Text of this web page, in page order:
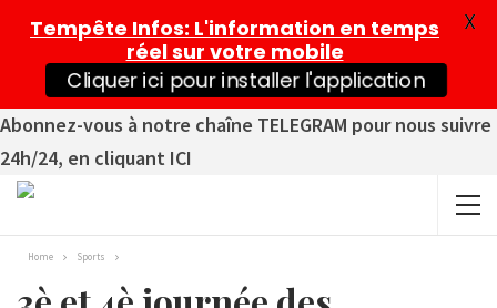
Abonnez-vous à notre chaîne TELEGRAM pour nous suivre
24h/24, en cliquant ICI
Home Sports
Tempête Infos: L'information en temps
réel sur votre mobile
Cliquer ici pour installer l'application
X